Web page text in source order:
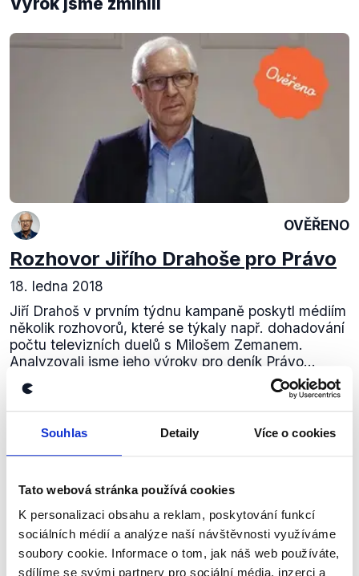
Souhlas Detaily Více o cookies
Tato webová stránka používá cookies
K personalizaci obsahu a reklam, poskytování funkcí
sociálních médií a analýze naší návštěvnosti využíváme
soubory cookie. Informace o tom, jak náš web používáte,
sdílíme se svými partnery pro sociální média, inzerci a
OVĚŘENO
Rozhovor Jiřího Drahoše pro Právo
18. ledna 2018
Jiří Drahoš v prvním týdnu kampaně poskytl médiím
několik rozhovorů, které se týkaly např. dohadování
počtu televizních duelů s Milošem Zemanem.
Analyzovali jsme jeho výroky pro deník Právo...
Přihlaste se k odběru našeho
newsletteru nebowhatsappového
kanálu, kde pravidelně přinášíme